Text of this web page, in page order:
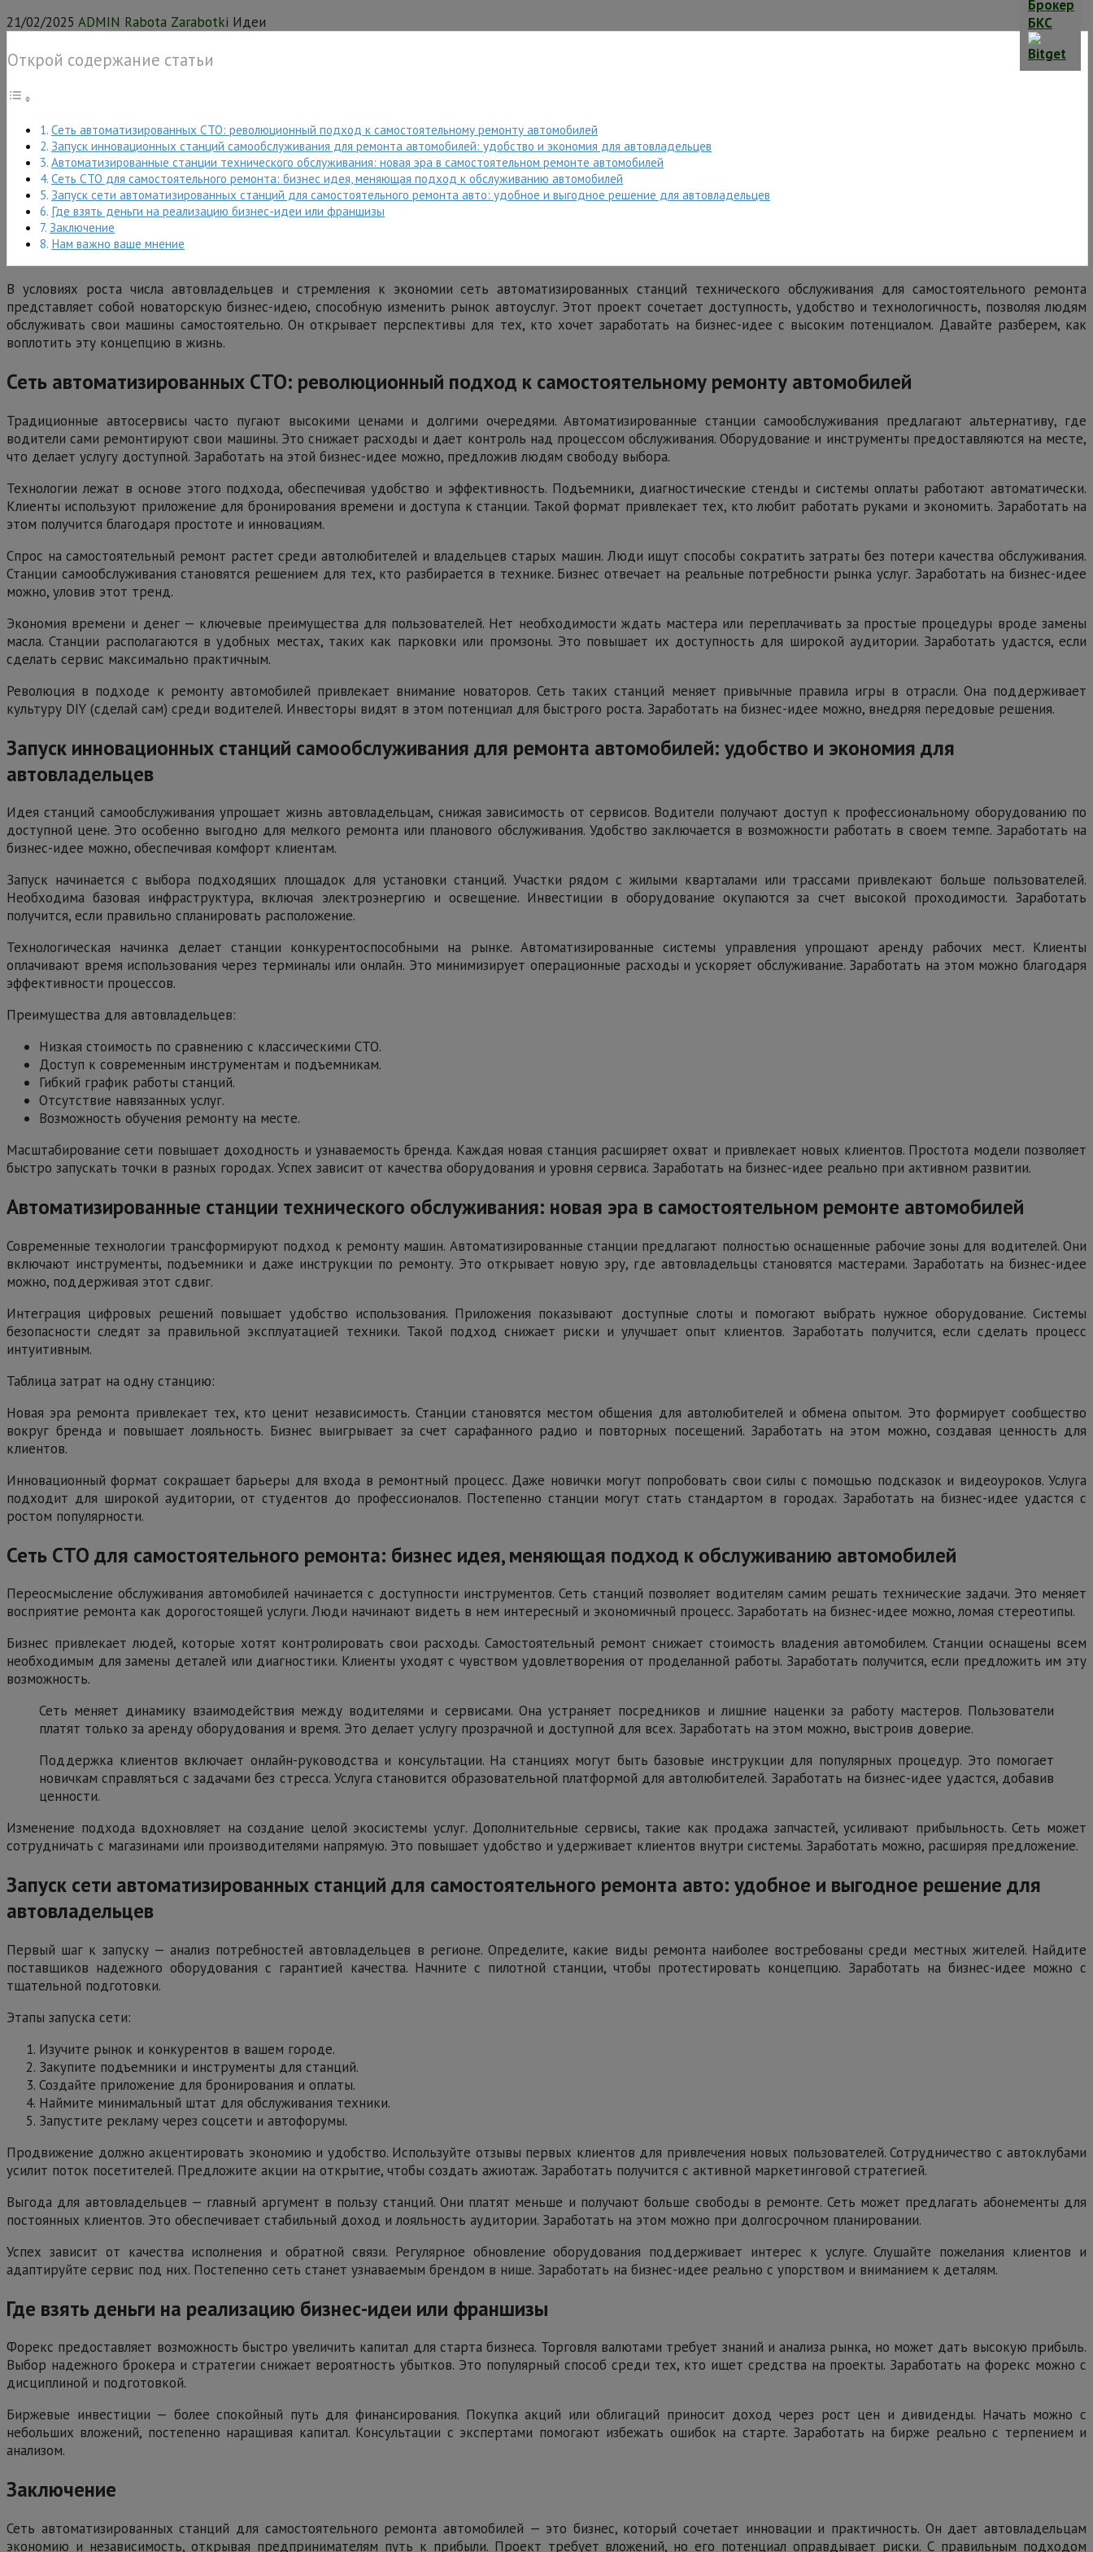
21/02/2025 ADMIN Rabota Zarabotki Идеи
Открой содержание статьи
Сеть автоматизированных СТО: революционный подход к самостоятельному ремонту автомобилей
Запуск инновационных станций самообслуживания для ремонта автомобилей: удобство и экономия для автовладельцев
Автоматизированные станции технического обслуживания: новая эра в самостоятельном ремонте автомобилей
Сеть СТО для самостоятельного ремонта: бизнес идея, меняющая подход к обслуживанию автомобилей
Запуск сети автоматизированных станций для самостоятельного ремонта авто: удобное и выгодное решение для автовладельцев
Где взять деньги на реализацию бизнес-идеи или франшизы
Заключение
Нам важно ваше мнение
В условиях роста числа автовладельцев и стремления к экономии сеть автоматизированных станций технического обслуживания для самостоятельного ремонта
представляет собой новаторскую бизнес-идею, способную изменить рынок автоуслуг. Этот проект сочетает доступность, удобство и технологичность, позволяя людям
обслуживать свои машины самостоятельно. Он открывает перспективы для тех, кто хочет заработать на бизнес-идее с высоким потенциалом. Давайте разберем, как
воплотить эту концепцию в жизнь.
Сеть автоматизированных СТО: революционный подход к самостоятельному ремонту автомобилей
Традиционные автосервисы часто пугают высокими ценами и долгими очередями. Автоматизированные станции самообслуживания предлагают альтернативу, где
водители сами ремонтируют свои машины. Это снижает расходы и дает контроль над процессом обслуживания. Оборудование и инструменты предоставляются на месте,
что делает услугу доступной. Заработать на этой бизнес-идее можно, предложив людям свободу выбора.
Технологии лежат в основе этого подхода, обеспечивая удобство и эффективность. Подъемники, диагностические стенды и системы оплаты работают автоматически.
Клиенты используют приложение для бронирования времени и доступа к станции. Такой формат привлекает тех, кто любит работать руками и экономить. Заработать на
этом получится благодаря простоте и инновациям.
Спрос на самостоятельный ремонт растет среди автолюбителей и владельцев старых машин. Люди ищут способы сократить затраты без потери качества обслуживания.
Станции самообслуживания становятся решением для тех, кто разбирается в технике. Бизнес отвечает на реальные потребности рынка услуг. Заработать на бизнес-идее
можно, уловив этот тренд.
Экономия времени и денег — ключевые преимущества для пользователей. Нет необходимости ждать мастера или переплачивать за простые процедуры вроде замены
масла. Станции располагаются в удобных местах, таких как парковки или промзоны. Это повышает их доступность для широкой аудитории. Заработать удастся, если
сделать сервис максимально практичным.
Революция в подходе к ремонту автомобилей привлекает внимание новаторов. Сеть таких станций меняет привычные правила игры в отрасли. Она поддерживает
культуру DIY (сделай сам) среди водителей. Инвесторы видят в этом потенциал для быстрого роста. Заработать на бизнес-идее можно, внедряя передовые решения.
Запуск инновационных станций самообслуживания для ремонта автомобилей: удобство и экономия для
автовладельцев
Идея станций самообслуживания упрощает жизнь автовладельцам, снижая зависимость от сервисов. Водители получают доступ к профессиональному оборудованию по
доступной цене. Это особенно выгодно для мелкого ремонта или планового обслуживания. Удобство заключается в возможности работать в своем темпе. Заработать на
бизнес-идее можно, обеспечивая комфорт клиентам.
Запуск начинается с выбора подходящих площадок для установки станций. Участки рядом с жилыми кварталами или трассами привлекают больше пользователей.
Необходима базовая инфраструктура, включая электроэнергию и освещение. Инвестиции в оборудование окупаются за счет высокой проходимости. Заработать
получится, если правильно спланировать расположение.
Технологическая начинка делает станции конкурентоспособными на рынке. Автоматизированные системы управления упрощают аренду рабочих мест. Клиенты
оплачивают время использования через терминалы или онлайн. Это минимизирует операционные расходы и ускоряет обслуживание. Заработать на этом можно благодаря
эффективности процессов.
Преимущества для автовладельцев:
Низкая стоимость по сравнению с классическими СТО.
Доступ к современным инструментам и подъемникам.
Гибкий график работы станций.
Отсутствие навязанных услуг.
Возможность обучения ремонту на месте.
Масштабирование сети повышает доходность и узнаваемость бренда. Каждая новая станция расширяет охват и привлекает новых клиентов. Простота модели позволяет
быстро запускать точки в разных городах. Успех зависит от качества оборудования и уровня сервиса. Заработать на бизнес-идее реально при активном развитии.
Автоматизированные станции технического обслуживания: новая эра в самостоятельном ремонте автомобилей
Современные технологии трансформируют подход к ремонту машин. Автоматизированные станции предлагают полностью оснащенные рабочие зоны для водителей. Они
включают инструменты, подъемники и даже инструкции по ремонту. Это открывает новую эру, где автовладельцы становятся мастерами. Заработать на бизнес-идее
можно, поддерживая этот сдвиг.
Интеграция цифровых решений повышает удобство использования. Приложения показывают доступные слоты и помогают выбрать нужное оборудование. Системы
безопасности следят за правильной эксплуатацией техники. Такой подход снижает риски и улучшает опыт клиентов. Заработать получится, если сделать процесс
интуитивным.
Таблица затрат на одну станцию:
Новая эра ремонта привлекает тех, кто ценит независимость. Станции становятся местом общения для автолюбителей и обмена опытом. Это формирует сообщество
вокруг бренда и повышает лояльность. Бизнес выигрывает за счет сарафанного радио и повторных посещений. Заработать на этом можно, создавая ценность для
клиентов.
Инновационный формат сокращает барьеры для входа в ремонтный процесс. Даже новички могут попробовать свои силы с помощью подсказок и видеоуроков. Услуга
подходит для широкой аудитории, от студентов до профессионалов. Постепенно станции могут стать стандартом в городах. Заработать на бизнес-идее удастся с
ростом популярности.
Сеть СТО для самостоятельного ремонта: бизнес идея, меняющая подход к обслуживанию автомобилей
Переосмысление обслуживания автомобилей начинается с доступности инструментов. Сеть станций позволяет водителям самим решать технические задачи. Это меняет
восприятие ремонта как дорогостоящей услуги. Люди начинают видеть в нем интересный и экономичный процесс. Заработать на бизнес-идее можно, ломая стереотипы.
Бизнес привлекает людей, которые хотят контролировать свои расходы. Самостоятельный ремонт снижает стоимость владения автомобилем. Станции оснащены всем
необходимым для замены деталей или диагностики. Клиенты уходят с чувством удовлетворения от проделанной работы. Заработать получится, если предложить им эту
возможность.
Сеть меняет динамику взаимодействия между водителями и сервисами. Она устраняет посредников и лишние наценки за работу мастеров. Пользователи
платят только за аренду оборудования и время. Это делает услугу прозрачной и доступной для всех. Заработать на этом можно, выстроив доверие.
Поддержка клиентов включает онлайн-руководства и консультации. На станциях могут быть базовые инструкции для популярных процедур. Это помогает
новичкам справляться с задачами без стресса. Услуга становится образовательной платформой для автолюбителей. Заработать на бизнес-идее удастся, добавив
ценности.
Изменение подхода вдохновляет на создание целой экосистемы услуг. Дополнительные сервисы, такие как продажа запчастей, усиливают прибыльность. Сеть может
сотрудничать с магазинами или производителями напрямую. Это повышает удобство и удерживает клиентов внутри системы. Заработать можно, расширяя предложение.
Запуск сети автоматизированных станций для самостоятельного ремонта авто: удобное и выгодное решение для
автовладельцев
Первый шаг к запуску — анализ потребностей автовладельцев в регионе. Определите, какие виды ремонта наиболее востребованы среди местных жителей. Найдите
поставщиков надежного оборудования с гарантией качества. Начните с пилотной станции, чтобы протестировать концепцию. Заработать на бизнес-идее можно с
тщательной подготовки.
Этапы запуска сети:
Изучите рынок и конкурентов в вашем городе.
Закупите подъемники и инструменты для станций.
Создайте приложение для бронирования и оплаты.
Наймите минимальный штат для обслуживания техники.
Запустите рекламу через соцсети и автофорумы.
Продвижение должно акцентировать экономию и удобство. Используйте отзывы первых клиентов для привлечения новых пользователей. Сотрудничество с автоклубами
усилит поток посетителей. Предложите акции на открытие, чтобы создать ажиотаж. Заработать получится с активной маркетинговой стратегией.
Выгода для автовладельцев — главный аргумент в пользу станций. Они платят меньше и получают больше свободы в ремонте. Сеть может предлагать абонементы для
постоянных клиентов. Это обеспечивает стабильный доход и лояльность аудитории. Заработать на этом можно при долгосрочном планировании.
Успех зависит от качества исполнения и обратной связи. Регулярное обновление оборудования поддерживает интерес к услуге. Слушайте пожелания клиентов и
адаптируйте сервис под них. Постепенно сеть станет узнаваемым брендом в нише. Заработать на бизнес-идее реально с упорством и вниманием к деталям.
Где взять деньги на реализацию бизнес-идеи или франшизы
Форекс предоставляет возможность быстро увеличить капитал для старта бизнеса. Торговля валютами требует знаний и анализа рынка, но может дать высокую прибыль.
Выбор надежного брокера и стратегии снижает вероятность убытков. Это популярный способ среди тех, кто ищет средства на проекты. Заработать на форекс можно с
дисциплиной и подготовкой.
Биржевые инвестиции — более спокойный путь для финансирования. Покупка акций или облигаций приносит доход через рост цен и дивиденды. Начать можно с
небольших вложений, постепенно наращивая капитал. Консультации с экспертами помогают избежать ошибок на старте. Заработать на бирже реально с терпением и
анализом.
Заключение
Сеть автоматизированных станций для самостоятельного ремонта автомобилей — это бизнес, который сочетает инновации и практичность. Он дает автовладельцам
экономию и независимость, открывая предпринимателям путь к прибыли. Проект требует вложений, но его потенциал оправдывает риски. С правильным подходом